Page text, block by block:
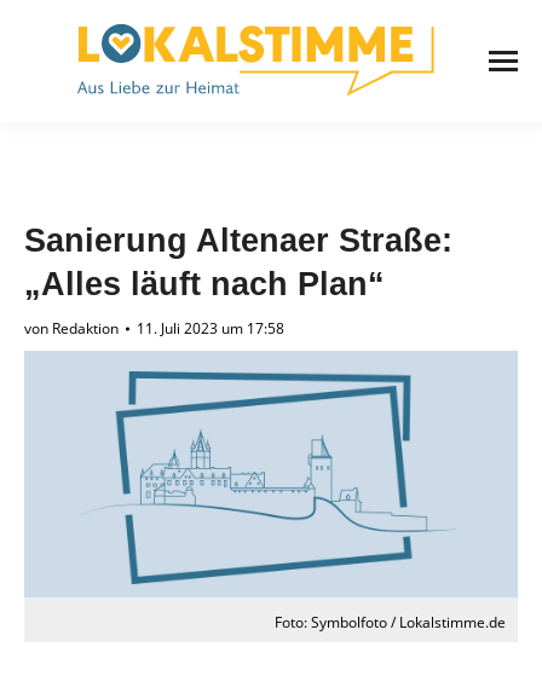
Sanierung Altenaer Straße:
„Alles läuft nach Plan“
von Redaktion 11. Juli 2023 um 17:58
Foto: Symbolfoto / Lokalstimme.de